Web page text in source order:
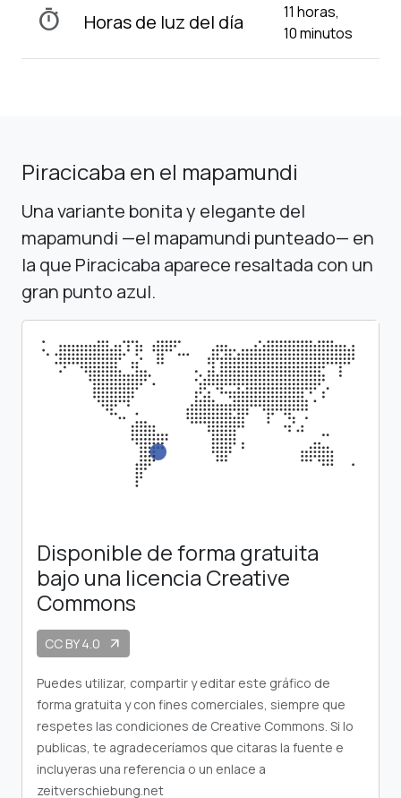
timer Horas de luz del día
11 horas,
10 minutos
Piracicaba en el mapamundi
Una variante bonita y elegante del
mapamundi —el mapamundi punteado— en
la que Piracicaba aparece resaltada con un
gran punto azul.
Disponible de forma gratuita
bajo una licencia Creative
Commons
CC BY 4.0 arrow_outward
Puedes utilizar, compartir y editar este gráfico de
forma gratuita y con fines comerciales, siempre que
respetes las condiciones de Creative Commons. Si lo
publicas, te agradeceríamos que citaras la fuente e
incluyeras una referencia o un enlace a
zeitverschiebung.net